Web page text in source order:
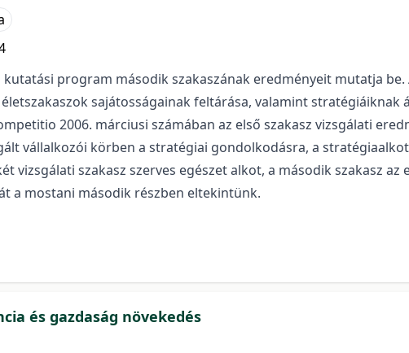
program második szakaszának eredményeit mutatja
sajátosságainak feltárása, valamint
2006. márciusi számában az első szakasz vizsgálati
vállalkozói körben a stratégiai gondolkodásra, a
vizsgálati szakasz szerves egészet alkot, a második szakasz
a mostani második részben eltekintünk.
és gazdaság növekedés